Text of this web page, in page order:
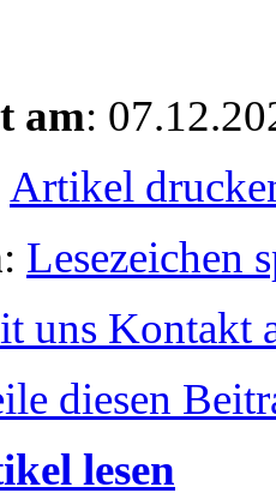
am:
Artikel
: Lesezeichen
uns Kontakt
diesen
lesen